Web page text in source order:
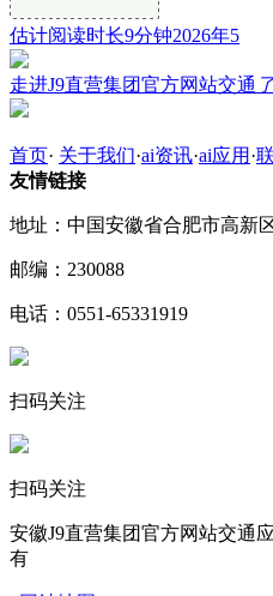
估计阅读时长9分钟2026年5
走进J9直营集团官方网站交通
首页· 关于我们·ai资讯·ai应用 ·
友情链接
地址：中国安徽省合肥市高新
邮编：230088
电话：0551-65331919
扫码关注
扫码关注
安徽J9直营集团官方网站交
有